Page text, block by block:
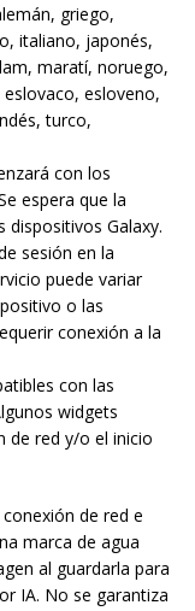
griego,
italiano, japonés,
maratí, noruego,
esloveno,
turco,
con los
espera que la
Galaxy.
sesión en la
puede variar
o las
conexión a la
con las
widgets
de red y/o el inicio
de red e
marca de agua
al guardarla para
IA. No se garantiza